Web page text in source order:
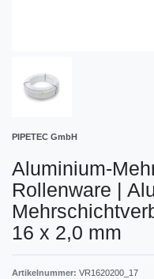
PIPETEC GmbH
Aluminium-
Rollenware |
16 x 2,0 mm
Artikelnummer: VR1620200_17